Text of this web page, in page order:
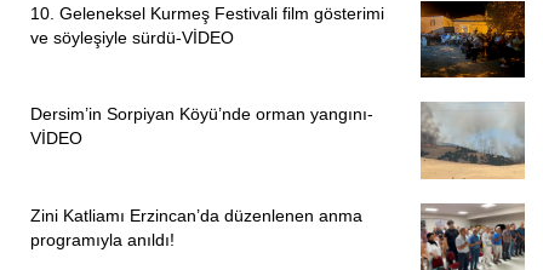
10. Geleneksel Kurmeş Festivali film gösterimi
ve söyleşiyle sürdü-VİDEO
Dersim’in Sorpiyan Köyü’nde orman yangını-
VİDEO
Zini Katliamı Erzincan’da düzenlenen anma
programıyla anıldı!